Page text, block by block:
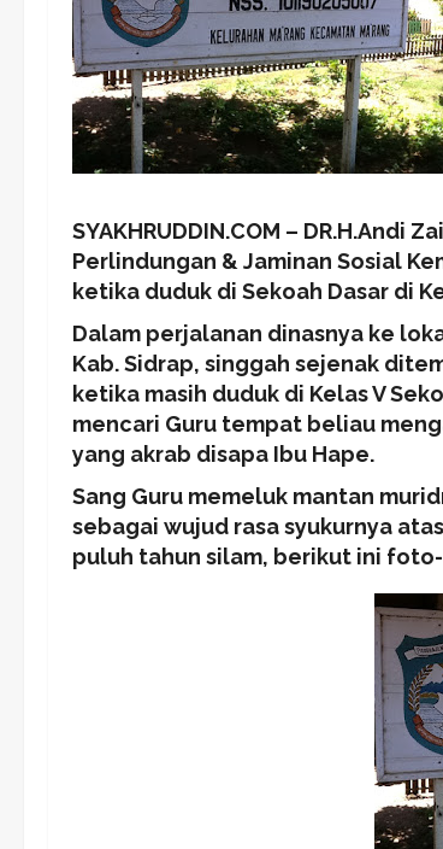
SYAKHRUDDIN.COM – DR.H.Andi
Perlindungan & Jaminan Sosial
ketika duduk di Sekoah Dasar di
Dalam perjalanan dinasnya ke
Kab. Sidrap, singgah sejenak
ketika masih duduk di Kelas V
mencari Guru tempat beliau
yang akrab disapa Ibu Hape.
Sang Guru memeluk mantan
sebagai wujud rasa syukurnya
puluh tahun silam, berikut ini